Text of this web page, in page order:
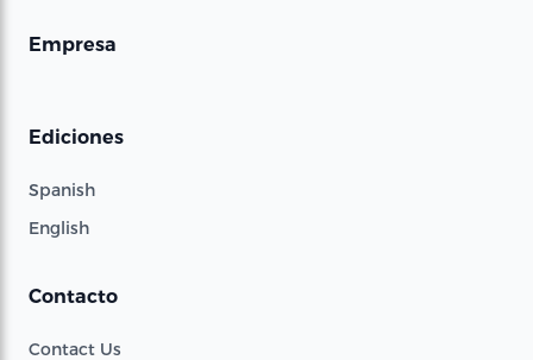
Empresa
Ediciones
Spanish
English
Contacto
Contact Us